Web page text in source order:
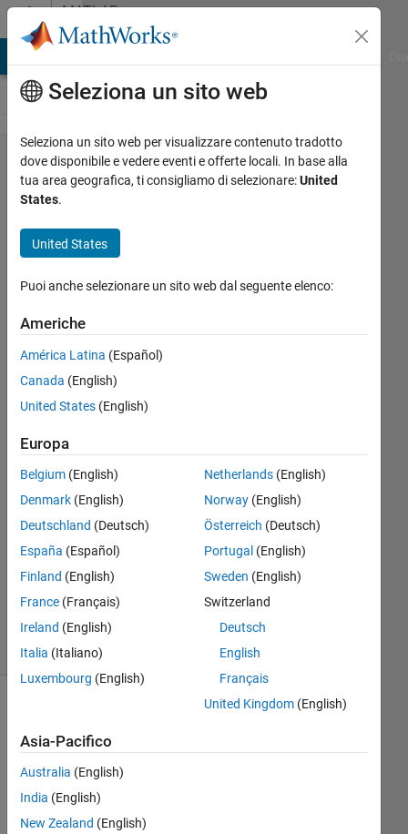
Vai al contenutoMATLAB
Answers
Change
folder that
saves
information
Paul
24 Set
2020
Risposte
accettata
Aggiornato
12 Mar
38
Visualizzazioni
(30 giorni)
meno
recenti
Seleziona un sito web
Seleziona un sito web per visualizzare contenuto tradotto
dove disponibile e vedere eventi e offerte locali. In base alla
tua area geografica, ti consigliamo di selezionare:United
States.
United States
Puoi anche selezionare un sito web dal seguente elenco:
Americhe
América Latina (Español)
Canada (English)
United States (English)
Europa
Belgium (English)
Denmark (English)
Deutschland (Deutsch)
España (Español)
Finland (English)
France (Français)
Ireland (English)
Italia (Italiano)
Luxembourg (English)
Netherlands(English)
Norway(English)
Österreich (Deutsch)
Portugal (English)
Sweden (English)
Switzerland
Deutsch
English
Français
United Kingdom(English)
Asia-Pacifico
Australia (English)
India (English)
New Zealand (English)